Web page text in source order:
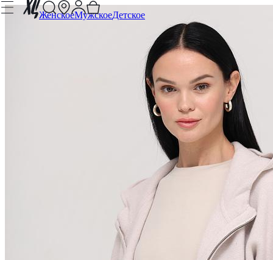
ЖенскоеМужскоеДетское